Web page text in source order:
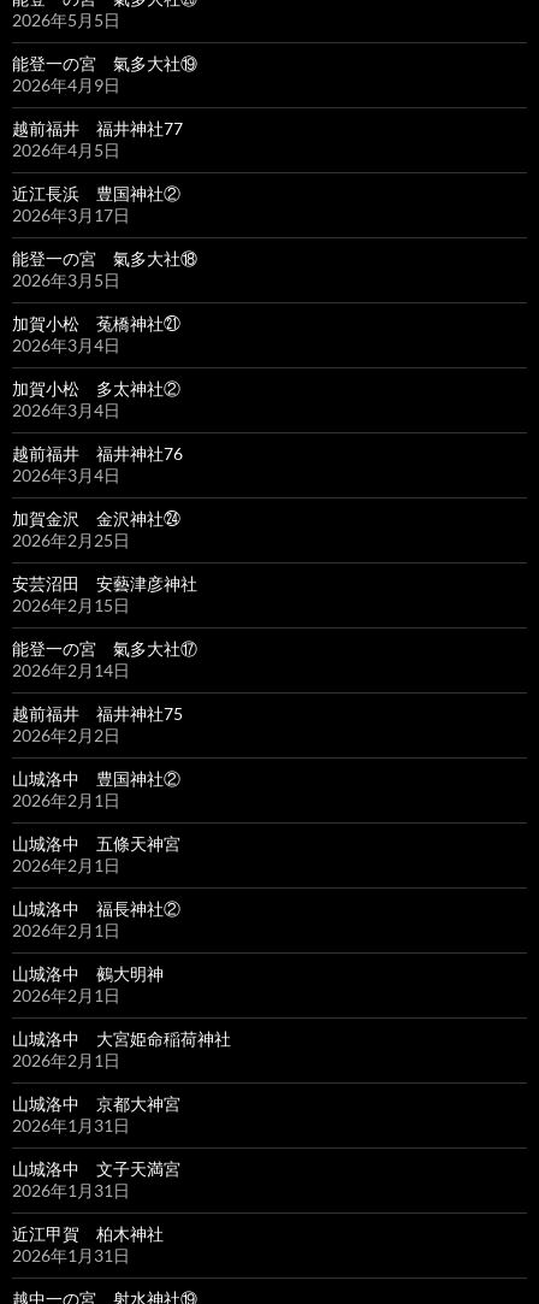
2026年5月5日
能登一の宮 氣多大社⑲
2026年4月9日
越前福井 福井神社77
2026年4月5日
近江長浜 豊国神社②
2026年3月17日
能登一の宮 氣多大社⑱
2026年3月5日
加賀小松 菟橋神社㉑
2026年3月4日
加賀小松 多太神社②
2026年3月4日
越前福井 福井神社76
2026年3月4日
加賀金沢 金沢神社㉔
2026年2月25日
安芸沼田 安藝津彦神社
2026年2月15日
能登一の宮 氣多大社⑰
2026年2月14日
越前福井 福井神社75
2026年2月2日
山城洛中 豊国神社②
2026年2月1日
山城洛中 五條天神宮
2026年2月1日
山城洛中 福長神社②
2026年2月1日
山城洛中 鵺大明神
2026年2月1日
山城洛中 大宮姫命稲荷神社
2026年2月1日
山城洛中 京都大神宮
2026年1月31日
山城洛中 文子天満宮
2026年1月31日
近江甲賀 柏木神社
2026年1月31日
越中一の宮 射水神社⑲